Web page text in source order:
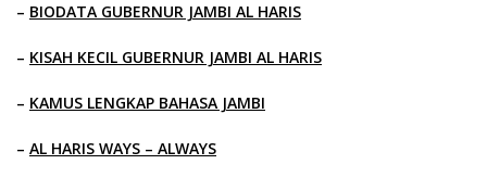
– BIODATA GUBERNUR JAMBI AL HARIS
– KISAH KECIL GUBERNUR JAMBI AL HARIS
– KAMUS LENGKAP BAHASA JAMBI
– AL HARIS WAYS – ALWAYS